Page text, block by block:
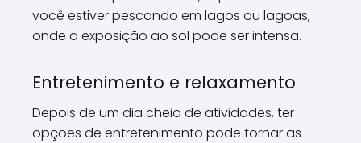
você estiver pescando em lagos ou lagoas,
onde a exposição ao sol pode ser intensa.
Entretenimento e relaxamento
Depois de um dia cheio de atividades, ter
opções de entretenimento pode tornar as